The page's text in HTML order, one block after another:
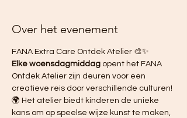
Over het evenement
FANA Extra Care Ontdek Atelier 🎨✨
Elke woensdagmiddag opent het FANA
Ontdek Atelier zijn deuren voor een
creatieve reis door verschillende culturen!
🌍 Het atelier biedt kinderen de unieke
kans om op speelse wijze kunst te maken,